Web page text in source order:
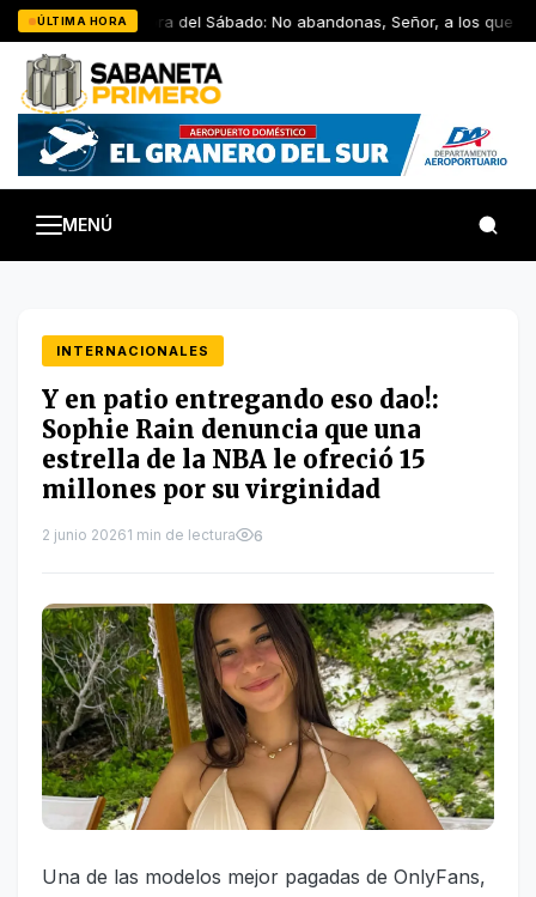
Saltar
al
contenido
ÚLTIMA HORALa Palabra del Sábado: No abandonas, Señor, a los que te
MENÚ
INTERNACIONALES
Y en patio entregando eso dao!:
Sophie Rain denuncia que una
estrella de la NBA le ofreció 15
millones por su virginidad
2 junio 20261 min de lectura 6
Una de las modelos mejor pagadas de OnlyFans,